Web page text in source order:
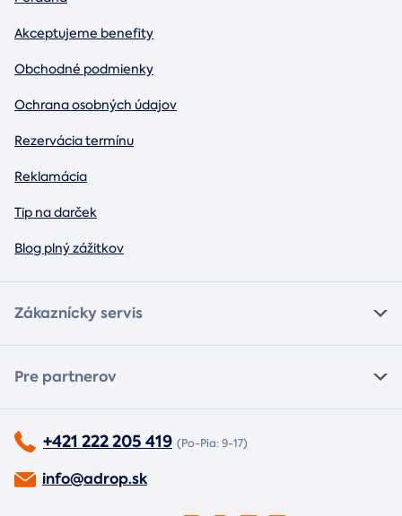
Akceptujeme benefity
Obchodné podmienky
Ochrana osobných údajov
Rezervácia termínu
Reklamácia
Tip na darček
Blog plný zážitkov
Zákaznícky servis
Pre partnerov
+421 222 205 419 (Po-Pia: 9-17)
info@adrop.sk